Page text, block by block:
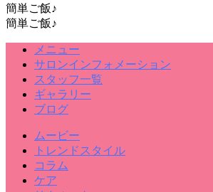
簡単ご飯♪
簡単ご飯♪
メニュー
サロンインフォメーション
スタッフ一覧
ギャラリー
ブログ
ムービー
トレンドスタイル
コラム
ケア